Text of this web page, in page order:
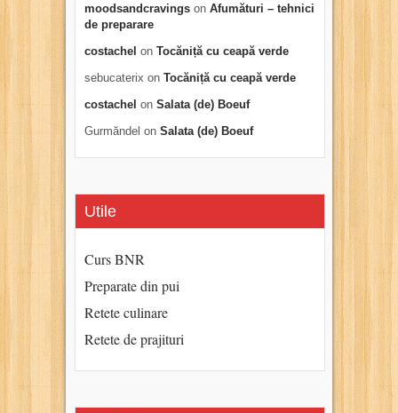
moodsandcravings on Afumături – tehnici
de preparare
costachel on Tocăniță cu ceapă verde
sebucaterix on Tocăniță cu ceapă verde
costachel on Salata (de) Boeuf
Gurmăndel on Salata (de) Boeuf
Utile
Curs BNR
Preparate din pui
Retete culinare
Retete de prajituri